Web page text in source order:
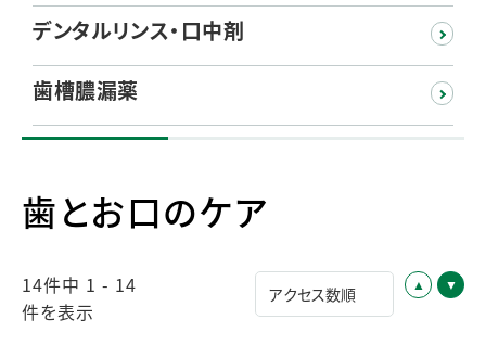
デンタルリンス・口中剤
歯槽膿漏薬
歯とお口のケア
14件中 1 - 14
件を表示